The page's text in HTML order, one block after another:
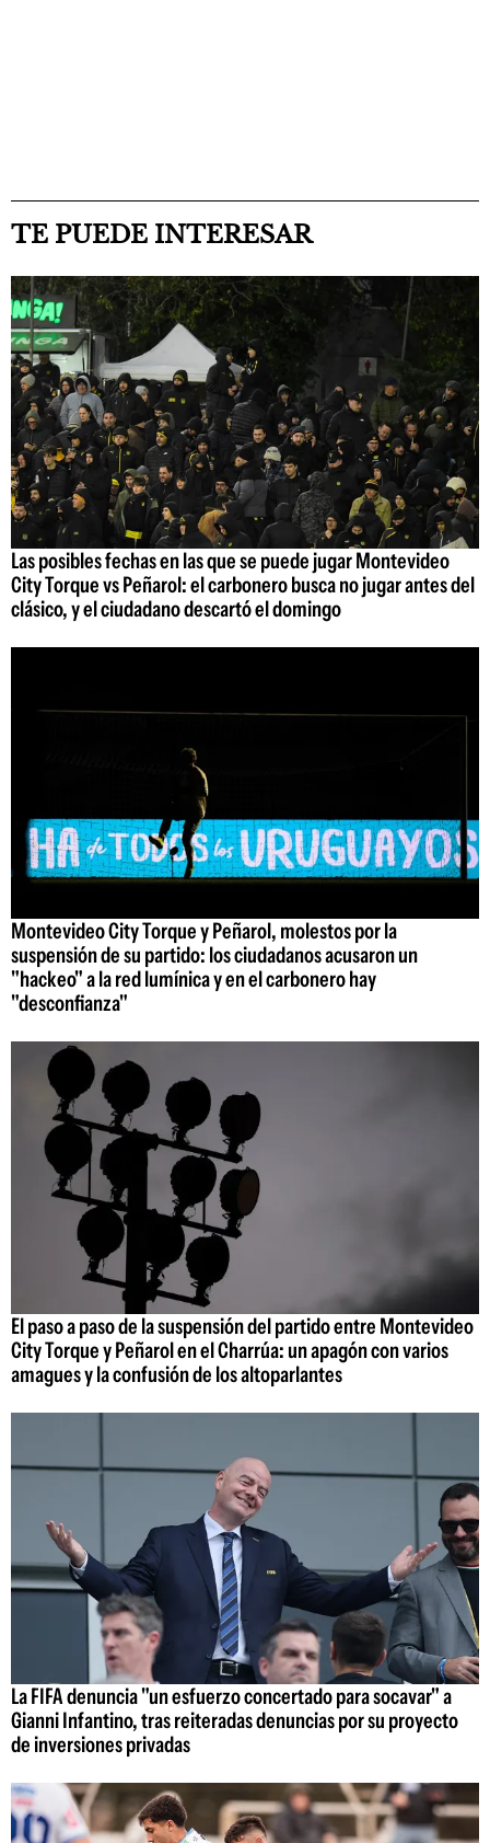
TE PUEDE INTERESAR
Las posibles fechas en las que se puede jugar Montevideo
City Torque vs Peñarol: el carbonero busca no jugar antes del
clásico, y el ciudadano descartó el domingo
Montevideo City Torque y Peñarol, molestos por la
suspensión de su partido: los ciudadanos acusaron un
"hackeo" a la red lumínica y en el carbonero hay
"desconfianza"
El paso a paso de la suspensión del partido entre Montevideo
City Torque y Peñarol en el Charrúa: un apagón con varios
amagues y la confusión de los altoparlantes
La FIFA denuncia "un esfuerzo concertado para socavar" a
Gianni Infantino, tras reiteradas denuncias por su proyecto
de inversiones privadas